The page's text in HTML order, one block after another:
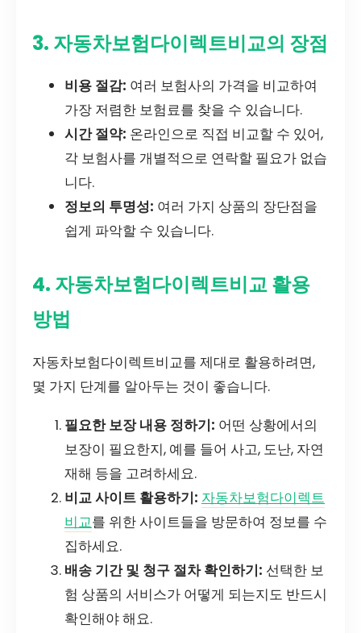
3. 자동차보험다이렉트비교의 장점
비용 절감: 여러 보험사의 가격을 비교하여
가장 저렴한 보험료를 찾을 수 있습니다.
시간 절약: 온라인으로 직접 비교할 수 있어,
각 보험사를 개별적으로 연락할 필요가 없습
니다.
정보의 투명성: 여러 가지 상품의 장단점을
쉽게 파악할 수 있습니다.
4. 자동차보험다이렉트비교 활용
방법
자동차보험다이렉트비교를 제대로 활용하려면,
몇 가지 단계를 알아두는 것이 좋습니다.
필요한 보장 내용 정하기: 어떤 상황에서의
보장이 필요한지, 예를 들어 사고, 도난, 자연
재해 등을 고려하세요.
비교 사이트 활용하기: 자동차보험다이렉트
비교를 위한 사이트들을 방문하여 정보를 수
집하세요.
배송 기간 및 청구 절차 확인하기: 선택한 보
험 상품의 서비스가 어떻게 되는지도 반드시
확인해야 해요.